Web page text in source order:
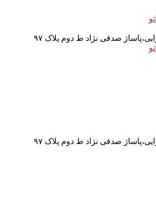
صدقی نژاد ط دوم پلاک ۹۷
صدقی نژاد ط دوم پلاک ۹۷